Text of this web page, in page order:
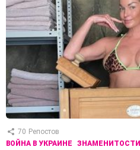
70 Репостов
ВОЙНА В УКРАИНЕ
ЗНАМЕНИТОСТИ